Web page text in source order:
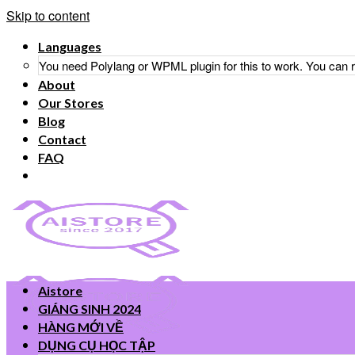
Skip to content
Languages
You need Polylang or WPML plugin for this to work. You
About
Our Stores
Blog
Contact
FAQ
Aistore
GIÁNG SINH 2024
HÀNG MỚI VỀ
DỤNG CỤ HỌC TẬP